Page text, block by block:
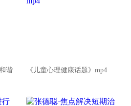
谐
《儿童心理健康话题》mp4